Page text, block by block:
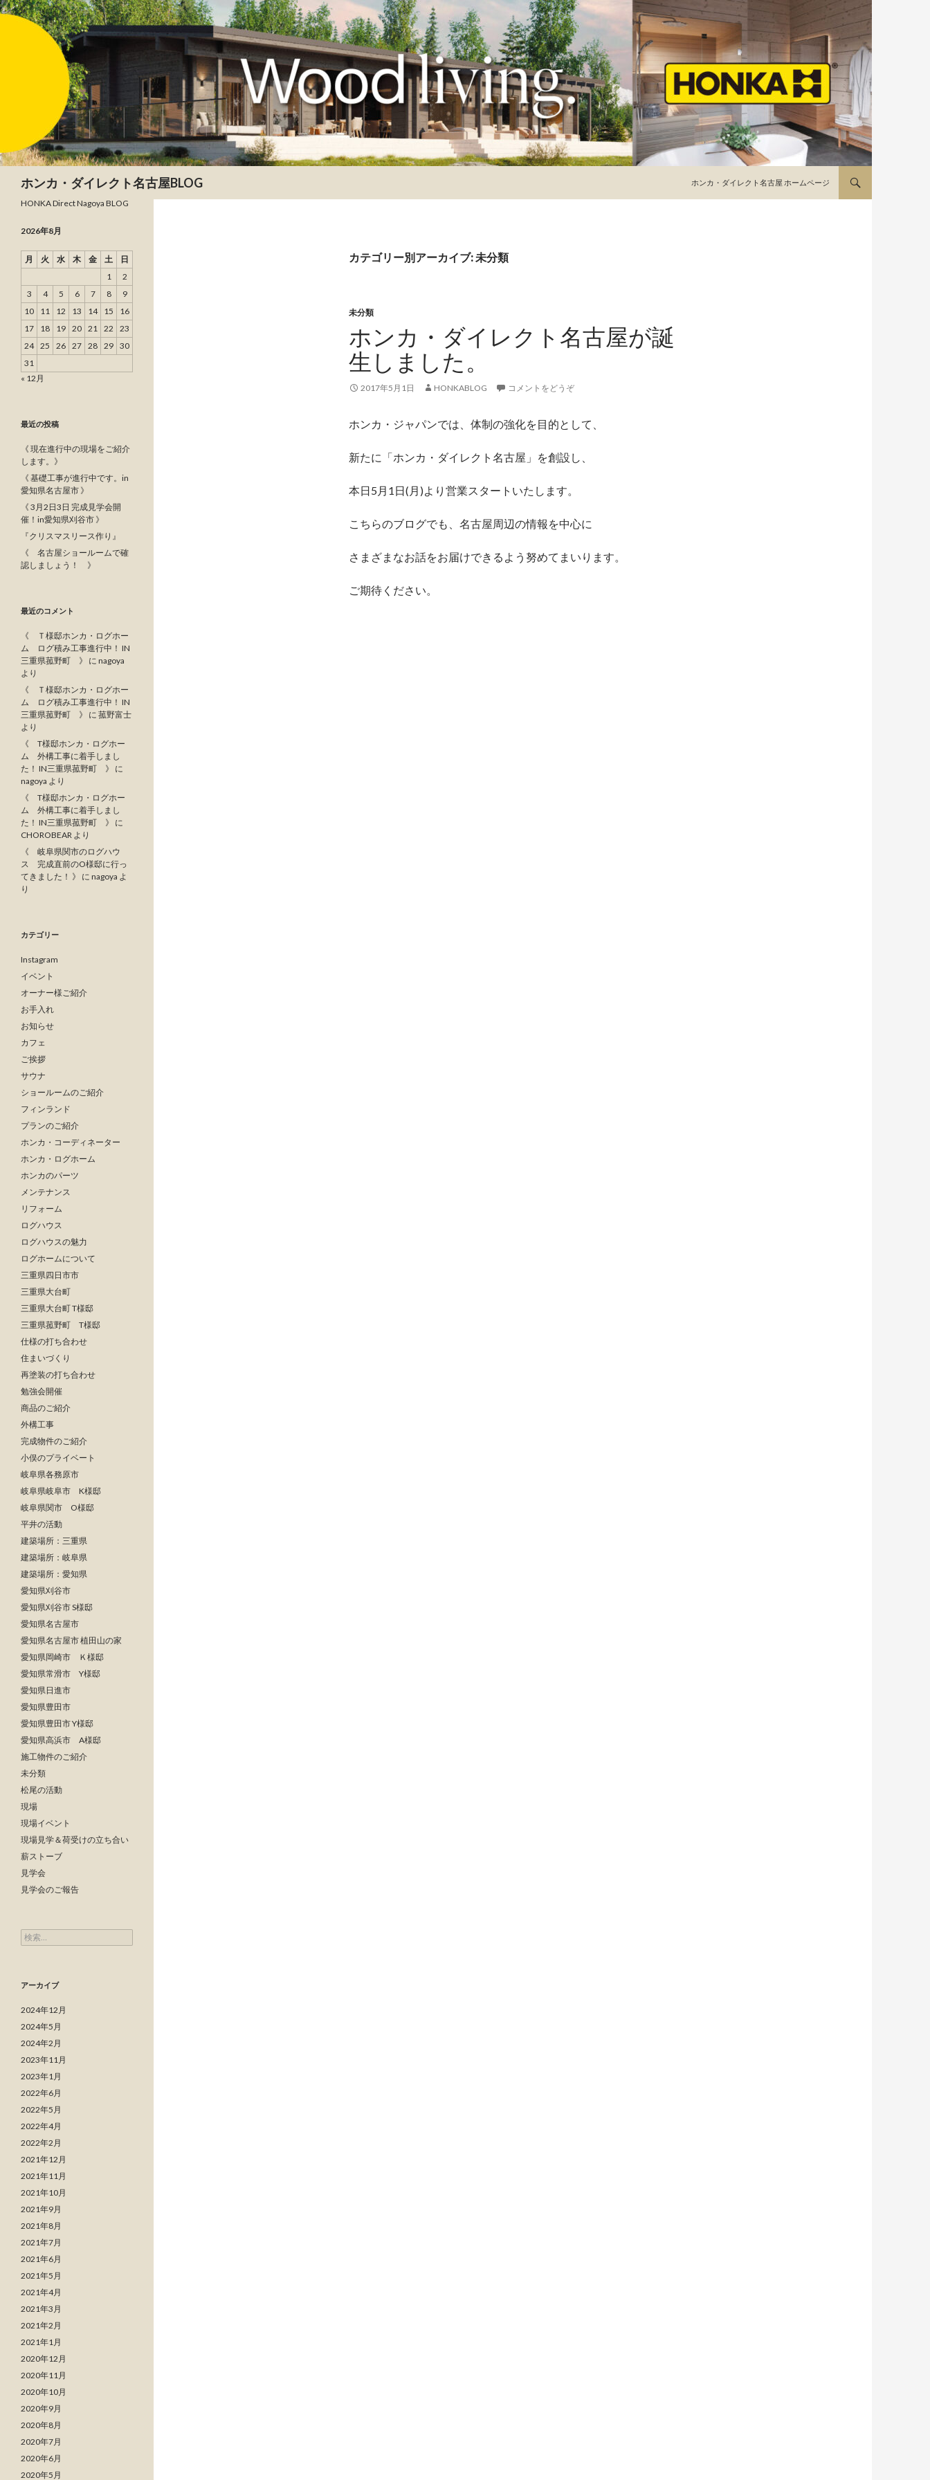
ホンカ・ダイレクト名古屋BLOG
ホンカ・ダイレクト名古屋 ホームページ
カテゴリー別アーカイブ: 未分類
未分類
ホンカ・ダイレクト名古屋が誕
生しました。
2017年5月1日 HONKABLOG コメントをどうぞ
ホンカ・ジャパンでは、体制の強化を目的として、
新たに「ホンカ・ダイレクト名古屋」を創設し、
本日5月1日(月)より営業スタートいたします。
こちらのブログでも、名古屋周辺の情報を中心に
さまざまなお話をお届けできるよう努めてまいります。
ご期待ください。
HONKA Direct Nagoya BLOG
2026年8月
月 火 水 木 金 土
日
1
2
3
4 5 6 7 8
9
10
11 12 13 14 15
16
17
18 19 20 21 22
23
24 25 26 27 28 29 30
31
« 12月
最近の投稿
《 現在進行中の現場をご紹介
します。》
《 基礎工事が進行中です。in
愛知県名古屋市 》
《 3月2日3日 完成見学会開
催！in愛知県刈谷市 》
『クリスマスリース作り』
《 名古屋ショールームで確
認しましょう！ 》
最近のコメント
《 Ｔ様邸ホンカ・ログホー
ム ログ積み工事進行中！ IN
三重県菰野町 》 に nagoya
より
《 Ｔ様邸ホンカ・ログホー
ム ログ積み工事進行中！ IN
三重県菰野町 》 に 菰野富士
より
《 T様邸ホンカ・ログホー
ム 外構工事に着手しまし
た！ IN三重県菰野町 》 に
nagoya より
《 T様邸ホンカ・ログホー
ム 外構工事に着手しまし
た！ IN三重県菰野町 》 に
CHOROBEAR より
《 岐阜県関市のログハウ
ス 完成直前のO様邸に行っ
てきました！ 》 に nagoya よ
り
カテゴリー
Instagram
イベント
オーナー様ご紹介
お手入れ
お知らせ
カフェ
ご挨拶
サウナ
ショールームのご紹介
フィンランド
プランのご紹介
ホンカ・コーディネーター
ホンカ・ログホーム
ホンカのパーツ
メンテナンス
リフォーム
ログハウス
ログハウスの魅力
ログホームについて
三重県四日市市
三重県大台町
三重県大台町 T様邸
三重県菰野町 T様邸
仕様の打ち合わせ
住まいづくり
再塗装の打ち合わせ
勉強会開催
商品のご紹介
外構工事
完成物件のご紹介
小俣のプライベート
岐阜県各務原市
岐阜県岐阜市 K様邸
岐阜県関市 O様邸
平井の活動
建築場所：三重県
建築場所：岐阜県
建築場所：愛知県
愛知県刈谷市
愛知県刈谷市 S様邸
愛知県名古屋市
愛知県名古屋市 植田山の家
愛知県岡崎市 Ｋ様邸
愛知県常滑市 Y様邸
愛知県日進市
愛知県豊田市
愛知県豊田市 Y様邸
愛知県高浜市 A様邸
施工物件のご紹介
未分類
松尾の活動
現場
現場イベント
現場見学＆荷受けの立ち合い
薪ストーブ
見学会
見学会のご報告
検索:
アーカイブ
2024年12月
2024年5月
2024年2月
2023年11月
2023年1月
2022年6月
2022年5月
2022年4月
2022年2月
2021年12月
2021年11月
2021年10月
2021年9月
2021年8月
2021年7月
2021年6月
2021年5月
2021年4月
2021年3月
2021年2月
2021年1月
2020年12月
2020年11月
2020年10月
2020年9月
2020年8月
2020年7月
2020年6月
2020年5月